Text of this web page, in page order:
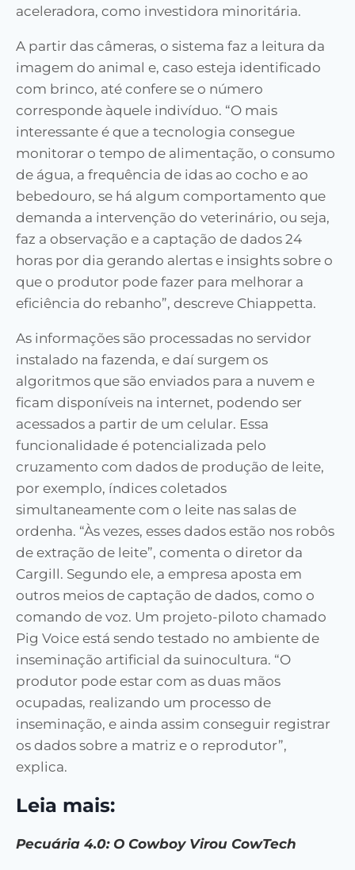
aceleradora, como investidora minoritária.
A partir das câmeras, o sistema faz a leitura da
imagem do animal e, caso esteja identificado
com brinco, até confere se o número
corresponde àquele indivíduo. “O mais
interessante é que a tecnologia consegue
monitorar o tempo de alimentação, o consumo
de água, a frequência de idas ao cocho e ao
bebedouro, se há algum comportamento que
demanda a intervenção do veterinário, ou seja,
faz a observação e a captação de dados 24
horas por dia gerando alertas e insights sobre o
que o produtor pode fazer para melhorar a
eficiência do rebanho”, descreve Chiappetta.
As informações são processadas no servidor
instalado na fazenda, e daí surgem os
algoritmos que são enviados para a nuvem e
ficam disponíveis na internet, podendo ser
acessados a partir de um celular. Essa
funcionalidade é potencializada pelo
cruzamento com dados de produção de leite,
por exemplo, índices coletados
simultaneamente com o leite nas salas de
ordenha. “Às vezes, esses dados estão nos robôs
de extração de leite”, comenta o diretor da
Cargill. Segundo ele, a empresa aposta em
outros meios de captação de dados, como o
comando de voz. Um projeto-piloto chamado
Pig Voice está sendo testado no ambiente de
inseminação artificial da suinocultura. “O
produtor pode estar com as duas mãos
ocupadas, realizando um processo de
inseminação, e ainda assim conseguir registrar
os dados sobre a matriz e o reprodutor”,
explica.
Leia mais:
Pecuária 4.0: O Cowboy Virou CowTech